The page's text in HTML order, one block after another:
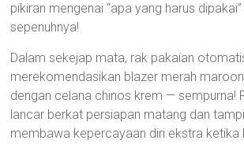
pikiran mengenai “apa yang harus
sepenuhnya!
Dalam sekejap mata, rak pakaian
merekomendasikan blazer merah
dengan celana chinos krem — sempurna!
lancar berkat persiapan matang dan
membawa kepercayaan diri ekstra ketika